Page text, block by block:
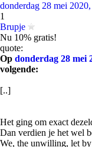
donderdag 28 mei
1
Brupje
Nu 10% gratis!
quote:
Op donderdag 28 mei
volgende:
[..]
Het ging om exact
Dan verdien je het wel
We, the unwilling, let